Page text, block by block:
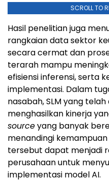
SCROLL TO
Hasil penelitian juga
rangkaian data sektor
secara cermat dan
terarah mampu
efisiensi inferensi, serta
implementasi. Dalam
nasabah, SLM yang
menghasilkan kinerja
sourceyang banyak
menandingi
tersebut dapat menjadi
perusahaan untuk
implementasi model AI.